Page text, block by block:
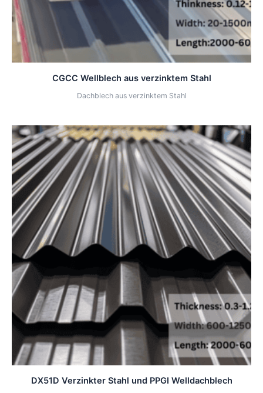
CGCC Wellblech aus verzinktem Stahl
Dachblech aus verzinktem Stahl
DX51D Verzinkter Stahl und PPGI Welldachblech